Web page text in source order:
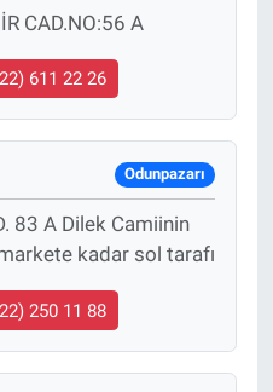
CAD.NO:56 A
611 22 26
Odunpazarı
83 A Dilek Camiinin
kadar sol tarafı
250 11 88